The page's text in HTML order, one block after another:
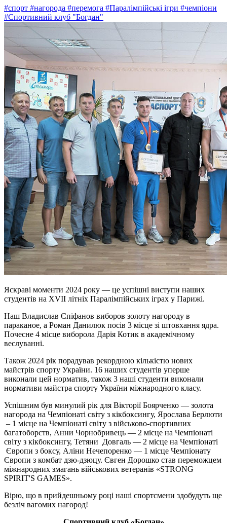
#спорт #нагорода #перемога #Паралімпійські ігри #чемпіони
#Спортивний клуб "Богдан"
Яскраві моменти 2024 року — це успішні виступи наших
студентів на XVII літніх Паралімпійських іграх у Парижі.
Наш Владислав Єпіфанов виборов золоту нагороду в
параканое, а Роман Данилюк посів 3 місце зі штовхання ядра.
Почесне 4 місце виборола Дарія Котик в академічному
веслуванні.
Також 2024 рік порадував рекордною кількістю нових
майстрів спорту України. 16 наших студентів уперше
виконали цей норматив, також 3 наші студенти виконали
нормативи майстра спорту України міжнародного класу.
Успішним був минулий рік для Вікторії Боярченко — золота
нагорода на Чемпіонаті світу з кікбоксингу, Ярослава Берлюти
– 1 місце на Чемпіонаті світу з військово-спортивних
багатоборств, Анни Чорнобривець — 2 місце на Чемпіонаті
світу з кікбоксингу, Тетяни Довгаль — 2 місце на Чемпіонаті
Європи з боксу, Аліни Нечепоренко — 1 місце Чемпіонату
Європи з комбат дзю-дзюцу. Євген Дорошко став переможцем
міжнародних змагань військових ветеранів «STRONG
SPIRIT'S GAMES».
Вірю, що в прийдешньому році наші спортсмени здобудуть ще
безліч вагомих нагород!